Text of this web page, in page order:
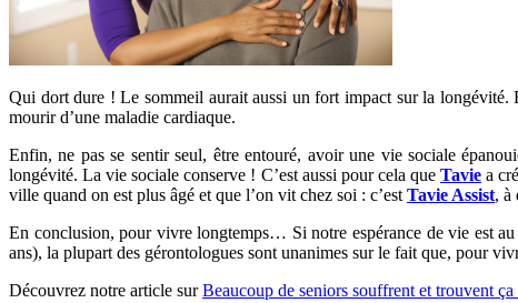
Qui dort dure ! Le sommeil aurait aussi un fort impact sur la longévité.
mourir d’une maladie cardiaque.
Enfin, ne pas se sentir seul, être entouré, avoir une vie sociale
longévité. La vie sociale conserve ! C’est aussi pour cela que Taviea
ville quand on est plus âgé et que l’on vit chez soi : c’est Tavie Assist, à
En conclusion, pour vivre longtemps… Si notre espérance de vie est
ans), la plupart des gérontologues sont unanimes sur le fait que, pour
Découvrez notre article surBeaucoup de seniors souffrent et trouvent